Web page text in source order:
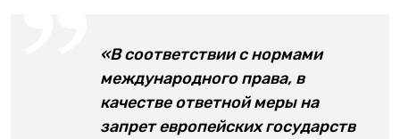
«В соответствии с нормами
международного права, в
качестве ответной меры на
запрет европейских государств